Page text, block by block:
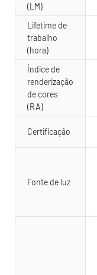
(LM)
Lifetime de
trabalho
(hora)
Índice de
renderização
de cores
(RA)
Certificação
Fonte de luz